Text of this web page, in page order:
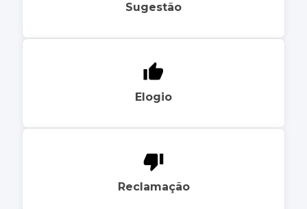
Sugestão
Elogio
Reclamação